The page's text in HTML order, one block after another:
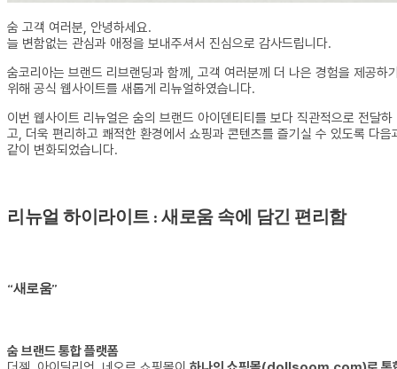
숨 고객 여러분, 안녕하세요.
늘 변함없는 관심과 애정을 보내주셔서 진심으로 감사드립니다.
숨코리아는 브랜드 리브랜딩과 함께, 고객 여러분께 더 나은 경험을 제공하
위해 공식 웹사이트를 새롭게 리뉴얼하였습니다.
이번 웹사이트 리뉴얼은 숨의 브랜드 아이덴티티를 보다 직관적으로 전달하
고, 더욱 편리하고 쾌적한 환경에서 쇼핑과 콘텐츠를 즐기실 수 있도록 다음
같이 변화되었습니다.
리뉴얼 하이라이트 : 새로움 속에 담긴 편리함
“새로움”
숨 브랜드 통합 플랫폼